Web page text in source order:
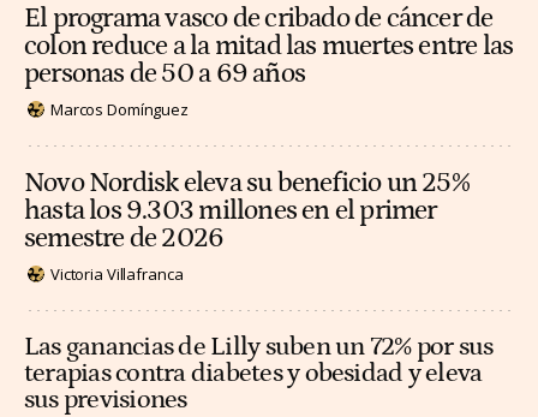
El programa vasco de cribado de cáncer de
colon reduce a la mitad las muertes entre las
personas de 50 a 69 años
Marcos Domínguez
Novo Nordisk eleva su beneficio un 25%
hasta los 9.303 millones en el primer
semestre de 2026
Victoria Villafranca
Las ganancias de Lilly suben un 72% por sus
terapias contra diabetes y obesidad y eleva
sus previsiones